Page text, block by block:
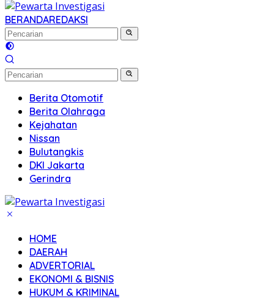
BERANDAREDAKSI
Berita Otomotif
Berita Olahraga
Kejahatan
Nissan
Bulutangkis
DKI Jakarta
Gerindra
HOME
DAERAH
ADVERTORIAL
EKONOMI & BISNIS
HUKUM & KRIMINAL